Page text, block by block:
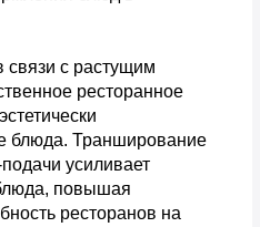
связи с растущим
ресторанное
блюда. Транширование
усиливает
повышая
ресторанов на